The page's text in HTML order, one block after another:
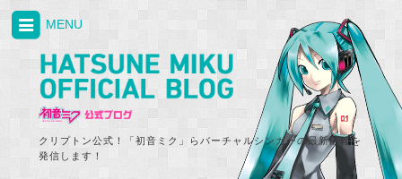
クリプトン公式！「初音ミク」らバーチャルシンガーの最新情報を
発信します！
MENU